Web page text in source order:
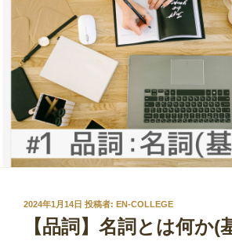
投
2024年1月14日 投稿者: EN-COLLEGE
【品詞】名詞とは何か(